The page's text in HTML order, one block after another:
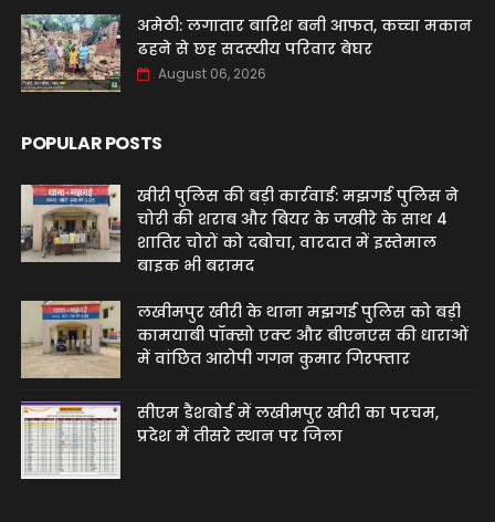
अमेठी: लगातार बारिश बनी आफत, कच्चा मकान
ढहने से छह सदस्यीय परिवार बेघर
August 06, 2026
POPULAR POSTS
खीरी पुलिस की बड़ी कार्रवाई: मझगई पुलिस ने
चोरी की शराब और बियर के जखीरे के साथ 4
शातिर चोरों को दबोचा, वारदात में इस्तेमाल
बाइक भी बरामद
लखीमपुर खीरी के थाना मझगई पुलिस को बड़ी
कामयाबी पॉक्सो एक्ट और बीएनएस की धाराओं
में वांछित आरोपी गगन कुमार गिरफ्तार
सीएम डैशबोर्ड में लखीमपुर खीरी का परचम,
प्रदेश में तीसरे स्थान पर जिला